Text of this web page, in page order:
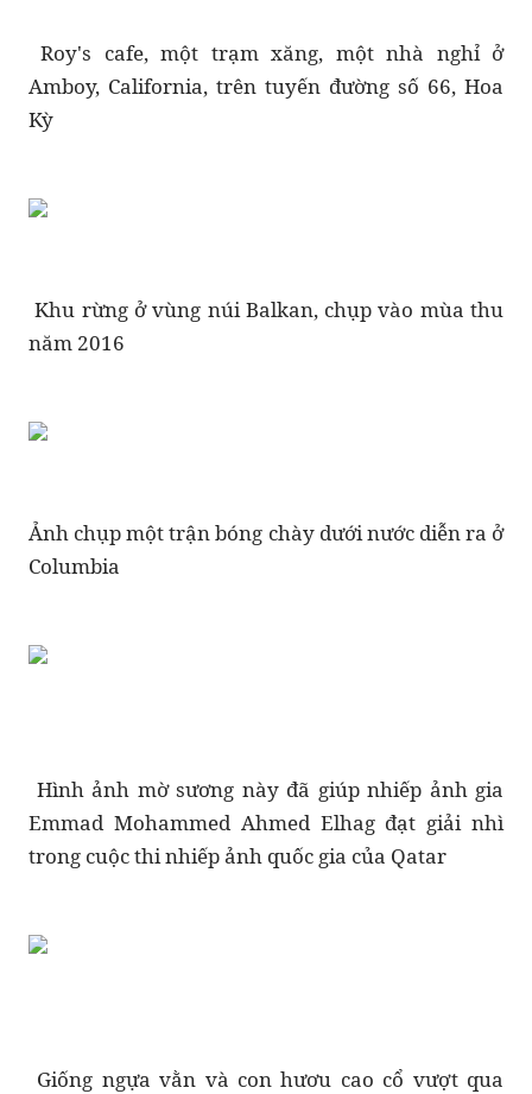
Roy's cafe, một trạm xăng, một nhà nghỉ ở
Amboy, California, trên tuyến đường số 66, Hoa
Kỳ
Khu rừng ở vùng núi Balkan, chụp vào mùa thu
năm 2016
Ảnh chụp một trận bóng chày dưới nước diễn ra ở
Columbia
Hình ảnh mờ sương này đã giúp nhiếp ảnh gia
Emmad Mohammed Ahmed Elhag đạt giải nhì
trong cuộc thi nhiếp ảnh quốc gia của Qatar
Giống ngựa vằn và con hươu cao cổ vượt qua